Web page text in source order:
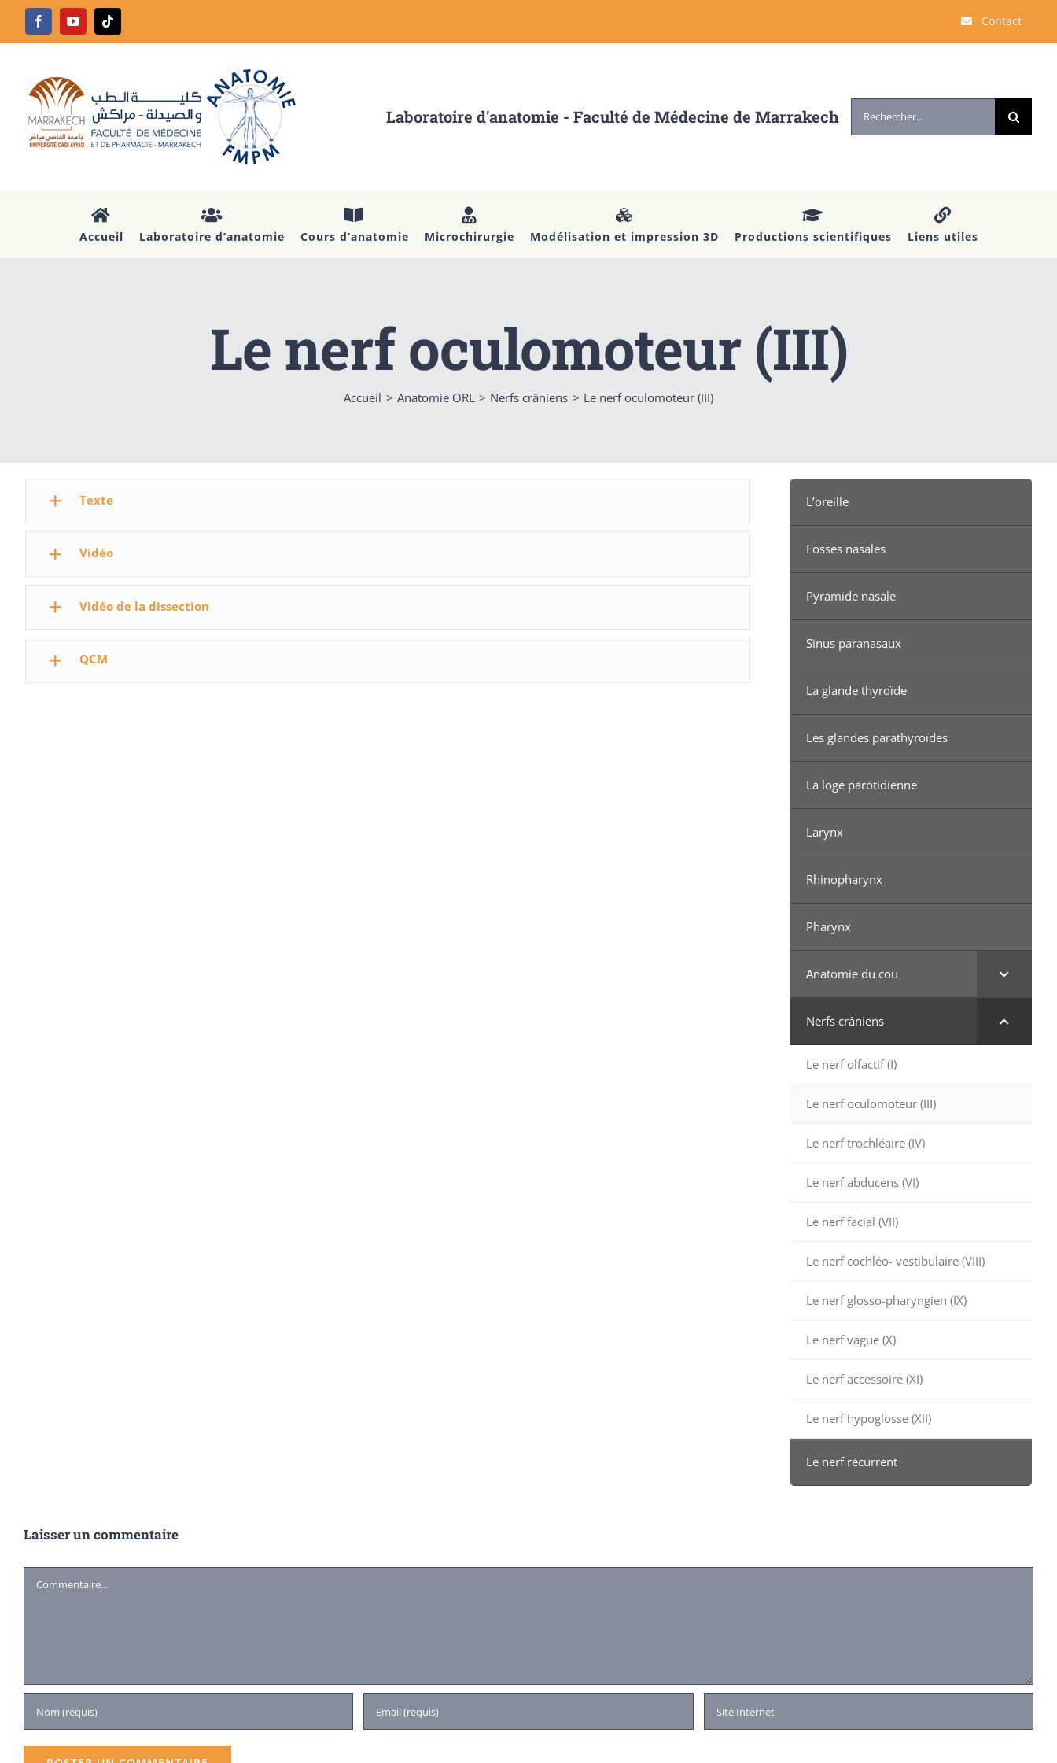
Passer
FacebookYouTubeTiktok Contact
Laboratoire d'anatomie - Faculté de Médecine de Marrakech Rechercher:
Accueil Laboratoire d’anatomie Cours d’anatomie Microchirurgie Modélisation et impression 3D Productions scientifiques Liens utiles
Le nerf oculomoteur (III)
Accueil Anatomie ORL Nerfs crâniens Le nerf oculomoteur (III)
Texte
Vidéo
Vidéo de la dissection
QCM
L’oreille
Fosses nasales
Pyramide nasale
Sinus paranasaux
La glande thyroïde
Les glandes parathyroïdes
La loge parotidienne
Larynx
Rhinopharynx
Pharynx
Anatomie du cou
Nerfs crâniens
Le nerf olfactif (I)
Le nerf oculomoteur (III)
Le nerf trochléaire (IV)
Le nerf abducens (VI)
Le nerf facial (VII)
Le nerf cochléo- vestibulaire (VIII)
Le nerf glosso-pharyngien (IX)
Le nerf vague (X)
Le nerf accessoire (XI)
Le nerf hypoglosse (XII)
Le nerf récurrent
Laisser un commentaire
Commentaire